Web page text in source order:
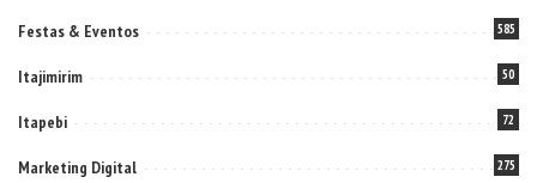
Festas & Eventos 585
Itajimirim 50
Itapebi 72
Marketing Digital 275